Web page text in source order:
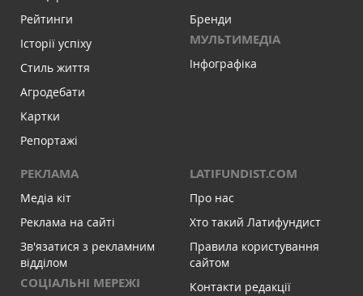
Рейтинги
Історії успіху
Стиль життя
Агродебати
Картки
Репортажі
Бренди
МУЛЬТИМЕДІА
Інфографіка
РЕКЛАМА
Медіа кіт
Реклама на сайті
Зв'язатися з рекламним
відділом
СОЦІАЛЬНІ МЕРЕЖІ
LATIFUNDIST.COM
Про нас
Хто такий Латифундист
Правила користування
сайтом
Контакти редакції